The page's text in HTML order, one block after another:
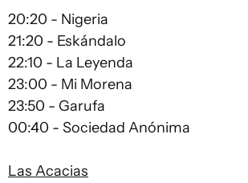
20:20 - Nigeria
21:20 - Eskándalo
22:10 - La Leyenda
23:00 - Mi Morena
23:50 - Garufa
00:40 - Sociedad Anónima
Las Acacias